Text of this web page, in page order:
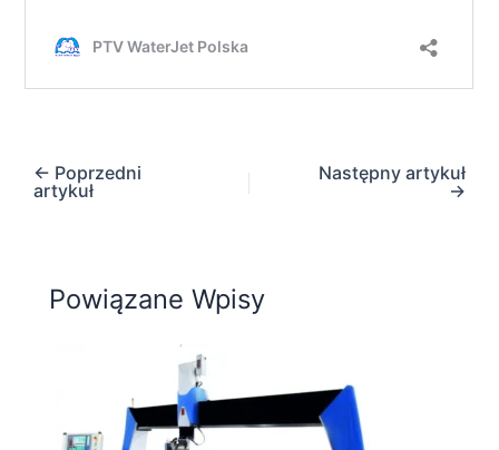
← Poprzedni
artykuł
Następny artykuł
→
Powiązane Wpisy